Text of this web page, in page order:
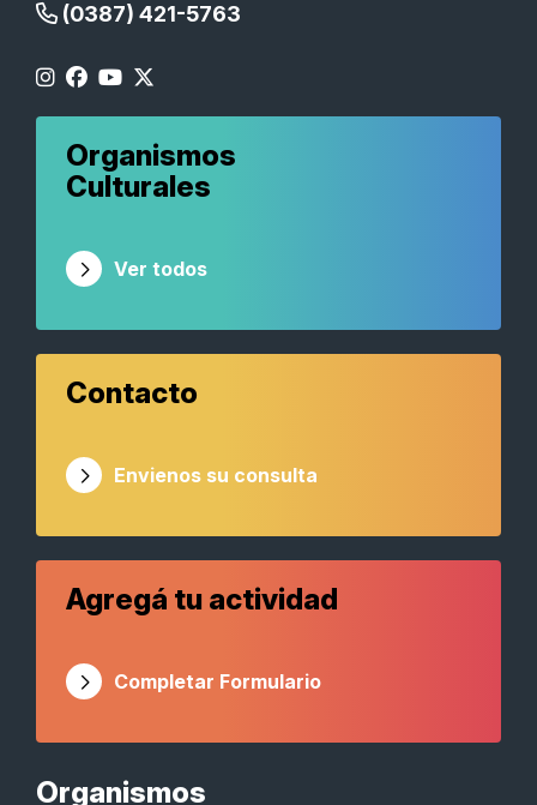
(0387) 421-5763
Organismos
Organismos
Culturales
Ver todos
Contacto
Envienos su consulta
Agregá tu actividad
Completar Formulario